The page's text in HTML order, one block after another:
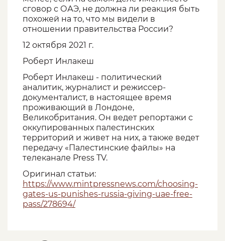
сговор с ОАЭ, не должна ли реакция быть
похожей на то, что мы видели в
отношении правительства России?
12 октября 2021 г.
Роберт Инлакеш
Роберт Инлакеш - политический
аналитик, журналист и режиссер-
документалист, в настоящее время
проживающий в Лондоне,
Великобритания. Он ведет репортажи с
оккупированных палестинских
территорий и живет на них, а также ведет
передачу «Палестинские файлы» на
телеканале Press TV.
Оригинал статьи:
https://www.mintpressnews.com/choosing-
gates-us-punishes-russia-giving-uae-free-
pass/278694/